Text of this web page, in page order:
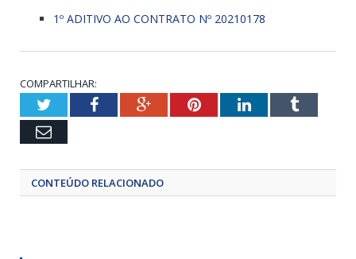
1º ADITIVO AO CONTRATO Nº 20210178
COMPARTILHAR:
TwitterFacebookGoogle+PinterestLinkedInTumblr
Email
CONTEÚDO RELACIONADO